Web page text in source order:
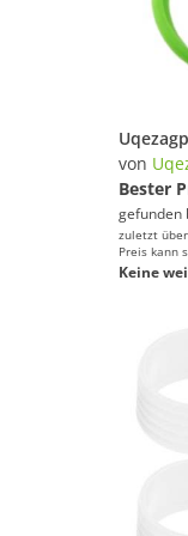
von
Bester
gefunden
zuletzt
Preis kann
Keine